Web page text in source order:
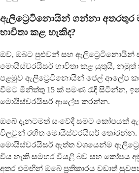
ඇලිට්‍රෙටිනොයින් ගන්නා අතරතුර
භාවිතා කළ හැකිද?
ඔව්, ඔබට පුළුවන් සහ ඇලිට්‍රෙටිනොයින්
මොයිස්චරයිසර් භාවිතා කළ යුතුයි, නමුත්
පළමුව ඇලිට්‍රෙටිනොයින් ජෙල් ආලේප
වීමට මිනිත්තු 15 ක් පමණ රැඳී සිටින්න,
මොයිස්චරයිසර් ආලේප කරන්න.
ඔබේ දැනටමත් සංවේදී සමට කෝපයක්
විලවුන් රහිත මොයිස්චරයිසර් තෝරන්න.
මොයිස්චරයිසර් ඇත්ත වශයෙන්ම
විය හැකි සමහර වියළි බව සහ කෝපය
අතර එමඟින් ඔබේ ප්‍රතිකාරය වඩාත්